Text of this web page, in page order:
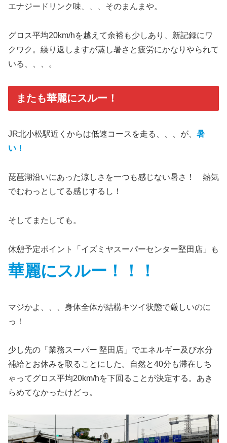
エナジードリンク味、、、そのまんまや。
グロス平均20km/hを越えて余裕も少しあり、新記録にワ
クワク。繰り返しますが蒸し暑さと疲労にかなりやられて
いる、、、。
またも華麗にスルー！
JR北小松駅近くからは低速コースを走る、、、が、 暑
い！
琵琶湖沿いにあった涼しさを一つも感じない暑さ！ 熱気
でむわっとしてる感じするし！
そしてまたしても。
休憩予定ポイント「イズミヤスーパーセンター堅田店」も
華麗にスルー！！！
マジかよ、、、身体全体が結構キツイ状態で厳しいのに
っ！
少し先の「業務スーパー 堅田店」でエネルギー及び水分
補給とお休みを取ることにした。自然と40分も滞在しち
ゃってグロス平均20km/hを下回ることが決定する。あき
らめてなかったけどっ。